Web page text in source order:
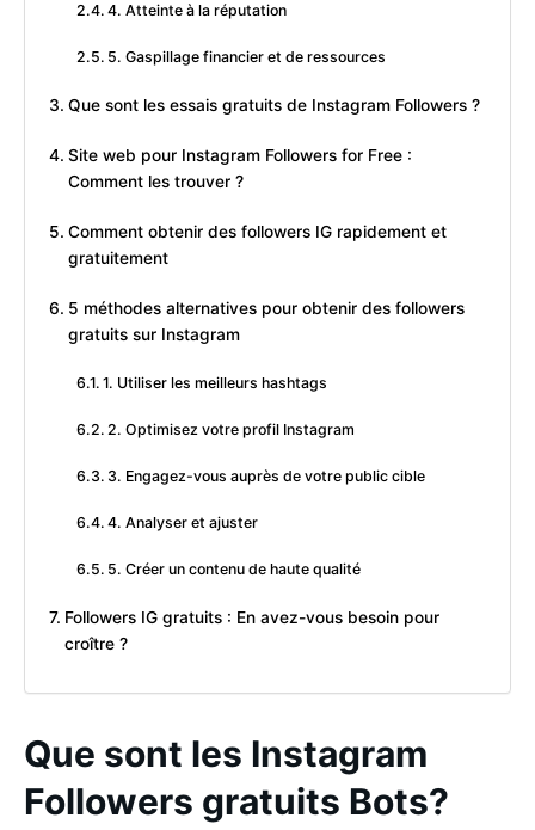
4. Atteinte à la réputation
5. Gaspillage financier et de ressources
Que sont les essais gratuits de Instagram Followers ?
Site web pour Instagram Followers for Free :
Comment les trouver ?
Comment obtenir des followers IG rapidement et
gratuitement
5 méthodes alternatives pour obtenir des followers
gratuits sur Instagram
1. Utiliser les meilleurs hashtags
2. Optimisez votre profil Instagram
3. Engagez-vous auprès de votre public cible
4. Analyser et ajuster
5. Créer un contenu de haute qualité
Followers IG gratuits : En avez-vous besoin pour
croître ?
Que sont les Instagram
Followers gratuits Bots?